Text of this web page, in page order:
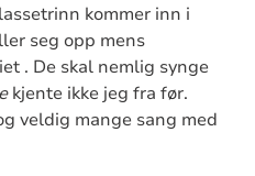
kommer inn i
seg opp mens
. De skal nemlig synge
kjente ikke jeg fra før.
veldig mange sang med